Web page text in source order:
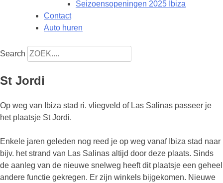
Seizoensopeningen 2025 Ibiza
Contact
Auto huren
Search
St Jordi
Op weg van Ibiza stad ri. vliegveld of Las Salinas passeer je
het plaatsje St Jordi.
Enkele jaren geleden nog reed je op weg vanaf Ibiza stad naar
bijv. het strand van Las Salinas altijd door deze plaats. Sinds
de aanleg van de nieuwe snelweg heeft dit plaatsje een geheel
andere functie gekregen. Er zijn winkels bijgekomen. Nieuwe